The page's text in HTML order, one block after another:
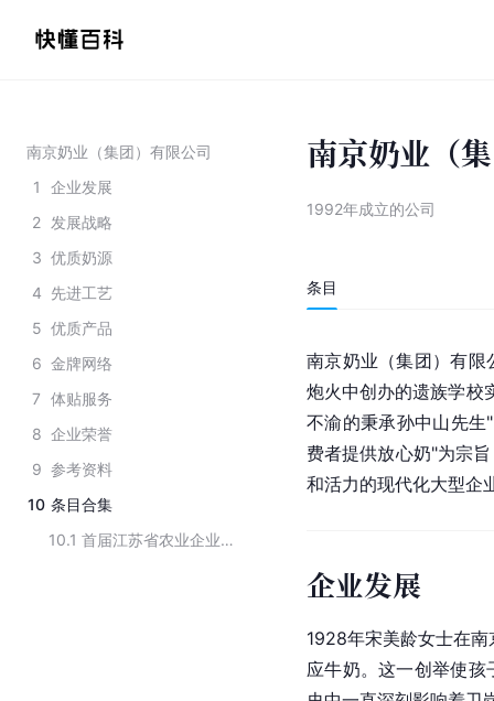
南京奶业（集团）有限公司
1
企业发展
2 发展战略
3 优质奶源
4 先进工艺
5 优质产品
6 金牌网络
7 体贴服务
8 企业荣誉
9 参考资料
10 条目合集
10.1
首届江苏省农业企业知名品牌30强企业名单
南京奶业（
1992年成立的公司
条目
南京奶业（集团）有限
炮火中创办的遗族学校
不渝的秉承孙中山先
费者提供放心奶"为宗
和活力的现代化大型企
企业发展
1928年宋美龄女士在
应牛奶。这一创举使